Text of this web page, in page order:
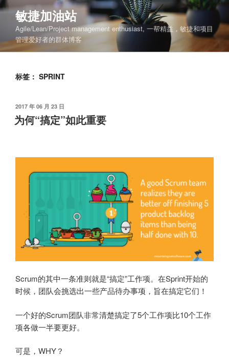
Skip
content
敏捷加油站
Agile/Lean/Project management enthusiast, 一帮精益，敏捷和项目
管理爱好者的群体博客
标签： SPRINT
POSTED
ON
2017 年 06 月 23 日
为何“搞定”如此重要
Scrum的其中一条准则就是“搞定”工作项。在Sprint开始的
时候，团队会挑选出一些产品待办事项，旨在搞定它们！
一个好的Scrum团队非常清楚搞定了5个工作项比10个工作
项各做一半要更好。
可是，WHY？